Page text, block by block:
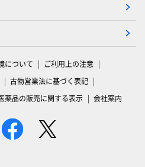
について
ご利用上の注意
古物営業法に基づく表記
薬品の販売に関する表示 会社案内